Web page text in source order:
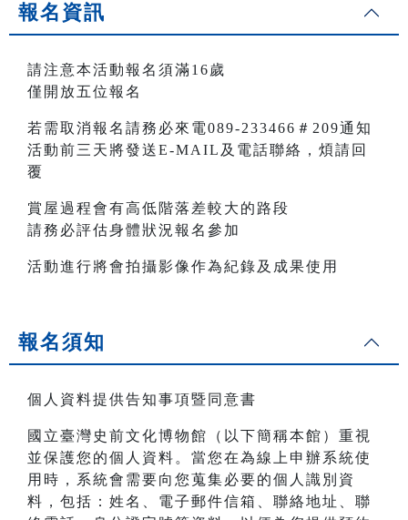
報名資訊
請注意本活動報名須滿16歲
僅開放五位報名
若需取消報名請務必來電089-233466＃209通知
活動前三天將發送E-MAIL及電話聯絡，煩請回
覆
賞屋過程會有高低階落差較大的路段
請務必評估身體狀況報名參加
活動進行將會拍攝影像作為紀錄及成果使用
報名須知
個人資料提供告知事項暨同意書
國立臺灣史前文化博物館（以下簡稱本館）重視
並保護您的個人資料。當您在為線上申辦系統使
用時，系統會需要向您蒐集必要的個人識別資
料，包括：姓名、電子郵件信箱、聯絡地址、聯